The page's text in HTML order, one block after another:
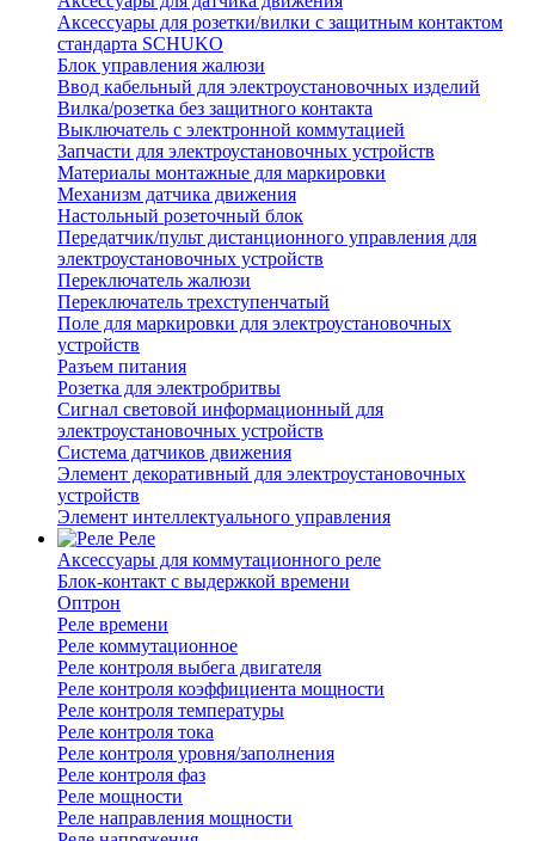
Аксессуары для розетки/вилки с защитным контактом
стандарта SCHUKO
Блок управления жалюзи
Ввод кабельный для электроустановочных изделий
Вилка/розетка без защитного контакта
Выключатель с электронной коммутацией
Запчасти для электроустановочных устройств
Материалы монтажные для маркировки
Механизм датчика движения
Настольный розеточный блок
Передатчик/пульт дистанционного управления для
электроустановочных устройств
Переключатель жалюзи
Переключатель трехступенчатый
Поле для маркировки для электроустановочных
устройств
Разъем питания
Розетка для электробритвы
Сигнал световой информационный для
электроустановочных устройств
Система датчиков движения
Элемент декоративный для электроустановочных
устройств
Элемент интеллектуального управления
Реле
Аксессуары для коммутационного реле
Блок-контакт с выдержкой времени
Оптрон
Реле времени
Реле коммутационное
Реле контроля выбега двигателя
Реле контроля коэффициента мощности
Реле контроля температуры
Реле контроля тока
Реле контроля уровня/заполнения
Реле контроля фаз
Реле мощности
Реле направления мощности